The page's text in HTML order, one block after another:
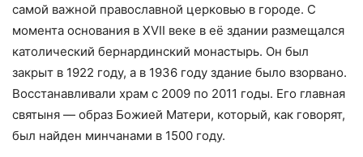
самой важной православной церковью в городе. С
момента основания в XVII веке в её здании размещался
католический бернардинский монастырь. Он был
закрыт в 1922 году, а в 1936 году здание было взорвано.
Восстанавливали храм с 2009 по 2011 годы. Его главная
святыня — образ Божией Матери, который, как говорят,
был найден минчанами в 1500 году.